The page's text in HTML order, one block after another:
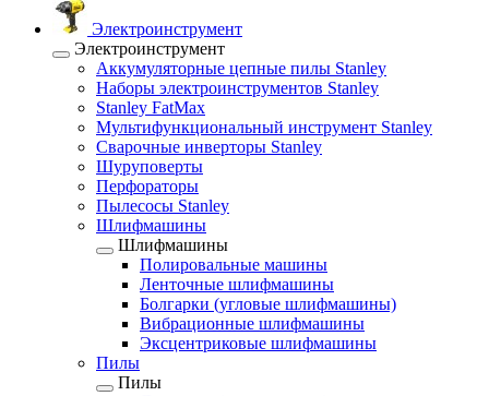
Электроинструмент
Электроинструмент
Аккумуляторные цепные пилы Stanley
Наборы электроинструментов Stanley
Stanley FatMax
Мультифункциональный инструмент Stanley
Сварочные инверторы Stanley
Шуруповерты
Перфораторы
Пылесосы Stanley
Шлифмашины
Шлифмашины
Полировальные машины
Ленточные шлифмашины
Болгарки (угловые шлифмашины)
Вибрационные шлифмашины
Эксцентриковые шлифмашины
Пилы
Пилы